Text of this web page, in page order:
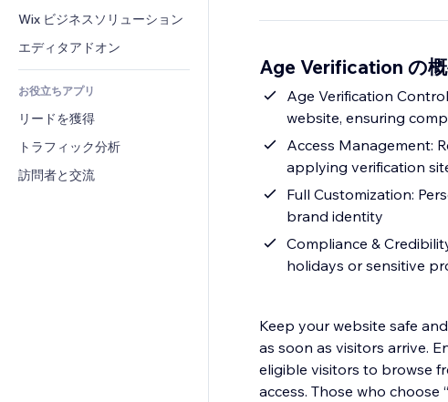
食品・飲料
ニュース
バナー・バッジ
電卓
検索
天気
チャート・テーブル
電話
コミュニティィ
レビュー・お客さまの声
CRM
Wix ビジネスソリューション
エディタアドオン
お役立ちアプリ
リードを獲得
トラフィック分析
訪問者と交流
Age Verification の
Age Verification
website, ensuring
Access Management:
applying verification
Full Customization:
brand identity
Compliance &
holidays or sensitive
Keep your website safe
as soon as visitors arrive.
eligible visitors to browse
access. Those who choose